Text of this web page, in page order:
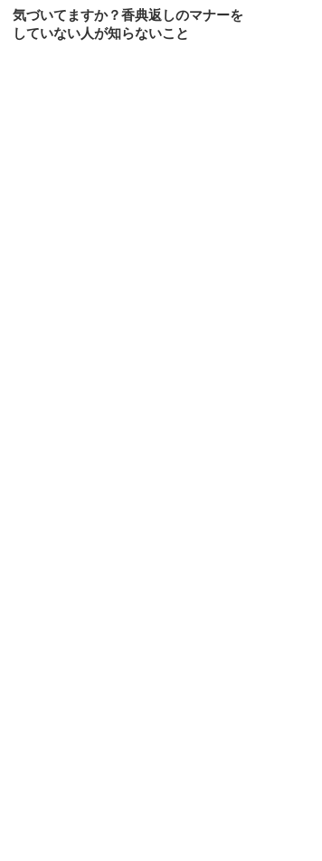
気づいてますか？香典返しのマナーを
していない人が知らないこと